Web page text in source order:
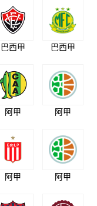
巴西甲 巴西甲
阿甲 阿甲
阿甲 阿甲